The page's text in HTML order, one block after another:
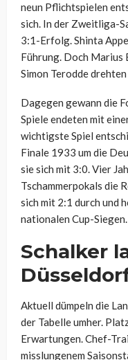
neun Pflichtspielen
sich. In der Zweitliga-
3:1-Erfolg. Shinta
Führung. Doch Marius
Simon Terodde
Dagegen gewann die
Spiele endeten mit
wichtigste Spiel
Finale 1933 um die
sie sich mit 3:0. Vier
Tschammerpokals die
sich mit 2:1 durch und
nationalen Cup-Siegen.
Schalker
Aktuell dümpeln die
der Tabelle umher.
Erwartungen. Chef-
misslungenem